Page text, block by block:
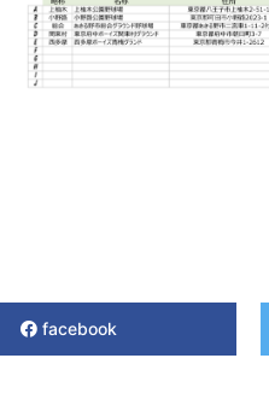
facebook